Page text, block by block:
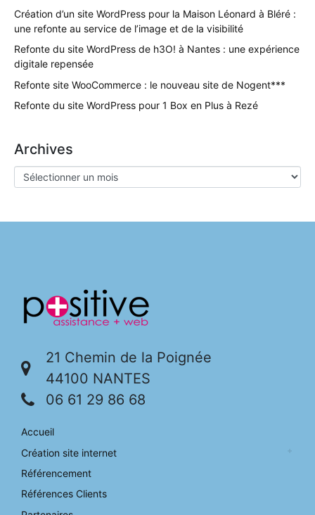
Création d’un site WordPress pour la Maison Léonard à Bléré :
une refonte au service de l’image et de la visibilité
Refonte du site WordPress de h3O! à Nantes : une expérience
digitale repensée
Refonte site WooCommerce : le nouveau site de Nogent***
Refonte du site WordPress pour 1 Box en Plus à Rezé
Archives
21 Chemin de la Poignée
44100 NANTES
06 61 29 86 68
Accueil
Création site internet
Référencement
Références Clients